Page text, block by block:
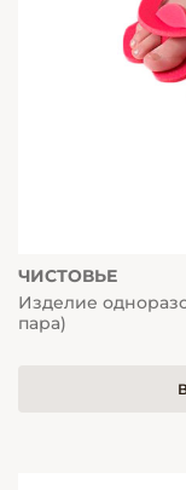
ЧИСТОВЬЕ
Изделие
пара)